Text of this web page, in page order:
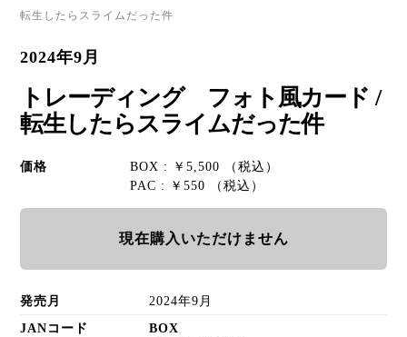
転生したらスライムだった件
2024年9月
トレーディング フォト風カード /
転生したらスライムだった件
価格
BOX : ￥5,500 （税込）
PAC : ￥550 （税込）
現在購入いただけません
発売月 2024年9月
JANコード
BOX